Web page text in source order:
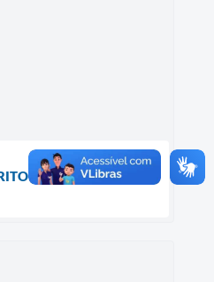
DE EXTRAÇÃO